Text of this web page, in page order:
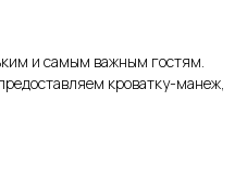
и самым важным гостям.
кроватку-манеж,